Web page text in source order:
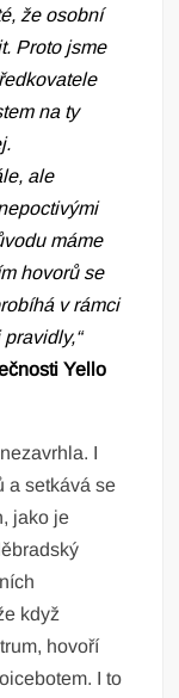
že osobní
Proto jsme
na ty
ale
máme
hovorů se
v rámci
Yello
I
a setkává se
jako je
když
hovoří
I to